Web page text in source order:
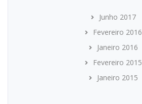
Junho 2017
Fevereiro 2016
Janeiro 2016
Fevereiro 2015
Janeiro 2015